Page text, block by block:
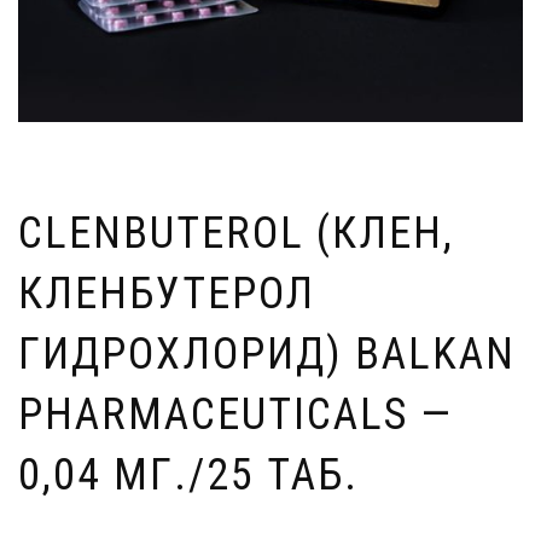
CLENBUTEROL (КЛЕН,
КЛЕНБУТЕРОЛ
ГИДРОХЛОРИД) BALKAN
PHARMACEUTICALS —
0,04 МГ./25 ТАБ.